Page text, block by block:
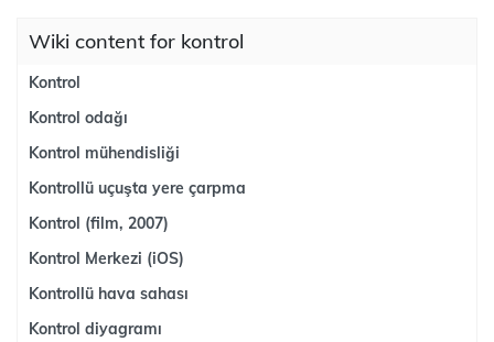
Wiki content for kontrol
Kontrol
Kontrol odağı
Kontrol mühendisliği
Kontrollü uçuşta yere çarpma
Kontrol (film, 2007)
Kontrol Merkezi (iOS)
Kontrollü hava sahası
Kontrol diyagramı